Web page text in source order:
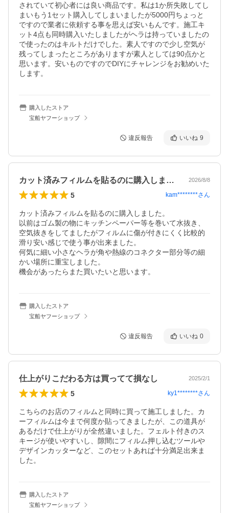
されていて初心者には良い商品です。私は1か所失敗してし
まいもう1セット購入してしまいましたが5000円ちょっと
ですので業者に依頼する事を思えば安いもんです。施工キ
ット4点も同時購入いたしましたがヘラは持っていましたの
で使ったのはキルトだけでした。素人ですので少し空気が
残ってしまったところがありますが素人としては90点かと
思います。安いものですのでDIYにチャレンジをお勧めいた
します。
購入したストア
宝船ヤフーショップ
違反報告 いいね 9
カット済みフィルムを貼るのに購入しまし… 2026/8/8
5 kam********さん
カット済みフィルムを貼るのに購入しました。
以前はゴム製の物にキッチンペーパー等を巻いて水抜き、
空気抜きをしてましたがフィルムに傷が付きにくく比較的
滑り安い感じで使う事が出来ました。
何気に細い小さなヘラが角や熱線のコネクター部分等の細
かい場所に重宝しました。
機会があったらまた買いたいと思います。
購入したストア
宝船ヤフーショップ
違反報告 いいね 0
仕上がりこだわる方は買ってて損なし 2025/2/1
5 ky1********さん
こちらのお店のフィルムと同時に買って施工しました。カ
ーフィルムは今まで何度か貼ってきましたが、この道具が
あるだけで仕上がりが全然違いました。フェルト付きのス
キージが使いやすいし、隙間にフィルム押し込むツールや
デザインカッターなど、このセットあれば十分満足出来ま
した。
購入したストア
宝船ヤフーショップ